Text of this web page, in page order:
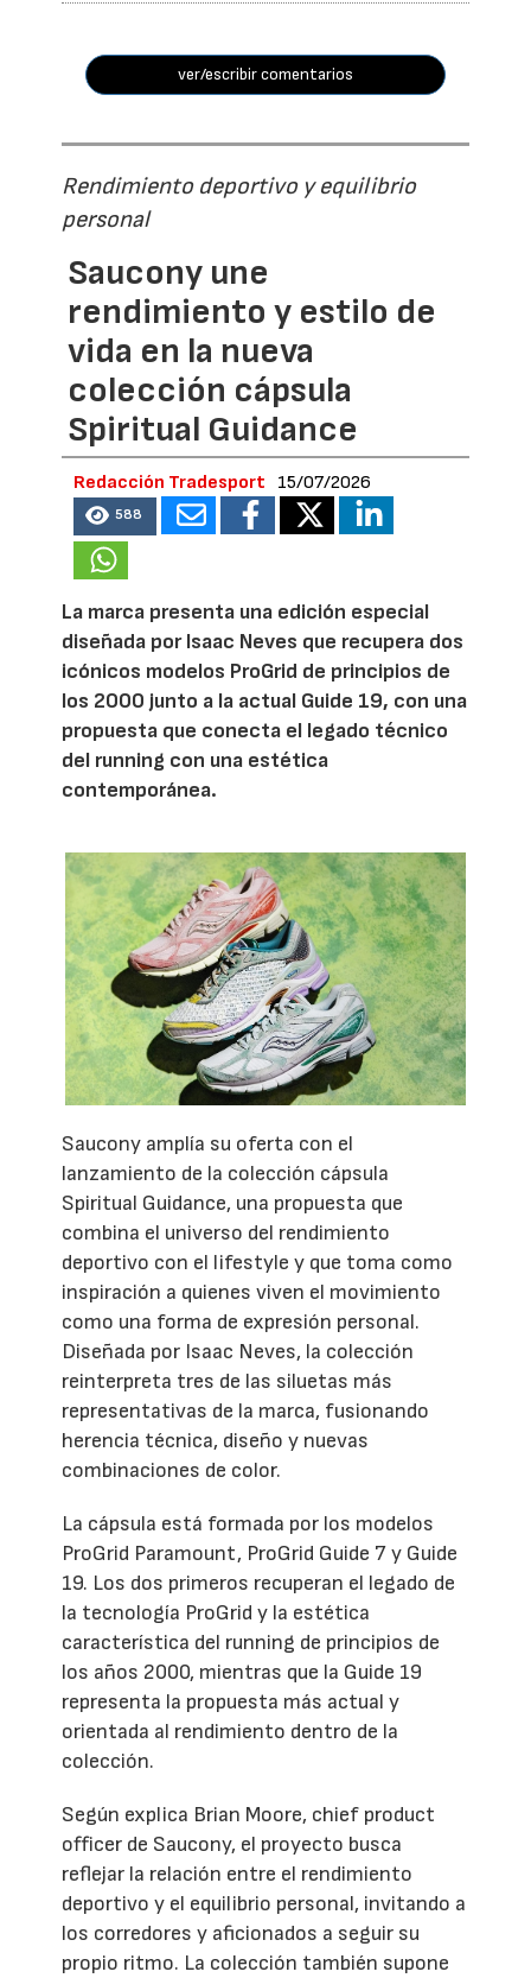
ver/escribir comentarios
Rendimiento deportivo y equilibrio
personal
Saucony une
rendimiento y estilo de
vida en la nueva
colección cápsula
Spiritual Guidance
Redacción Tradesport 15/07/2026
588
La marca presenta una edición especial
diseñada por Isaac Neves que recupera dos
icónicos modelos ProGrid de principios de
los 2000 junto a la actual Guide 19, con una
propuesta que conecta el legado técnico
del running con una estética
contemporánea.
Saucony amplía su oferta con el
lanzamiento de la colección cápsula
Spiritual Guidance, una propuesta que
combina el universo del rendimiento
deportivo con el lifestyle y que toma como
inspiración a quienes viven el movimiento
como una forma de expresión personal.
Diseñada por Isaac Neves, la colección
reinterpreta tres de las siluetas más
representativas de la marca, fusionando
herencia técnica, diseño y nuevas
combinaciones de color.
La cápsula está formada por los modelos
ProGrid Paramount, ProGrid Guide 7 y Guide
19. Los dos primeros recuperan el legado de
la tecnología ProGrid y la estética
característica del running de principios de
los años 2000, mientras que la Guide 19
representa la propuesta más actual y
orientada al rendimiento dentro de la
colección.
Según explica Brian Moore, chief product
officer de Saucony, el proyecto busca
reflejar la relación entre el rendimiento
deportivo y el equilibrio personal, invitando a
los corredores y aficionados a seguir su
propio ritmo. La colección también supone